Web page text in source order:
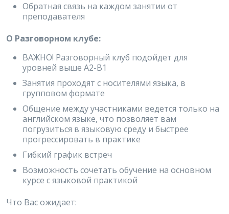
Обратная связь на каждом занятии от
преподавателя
О Разговорном клубе:
ВАЖНО! Разговорный клуб подойдет для
уровней выше A2-B1
Занятия проходят с носителями языка, в
групповом формате
Общение между участниками ведется только на
английском языке, что позволяет вам
погрузиться в языковую среду и быстрее
прогрессировать в практике
Гибкий график встреч
Возможность сочетать обучение на основном
курсе с языковой практикой
Что Вас ожидает: